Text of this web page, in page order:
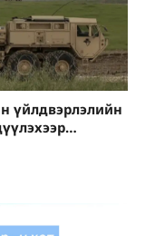
үйлдвэрлэлийн